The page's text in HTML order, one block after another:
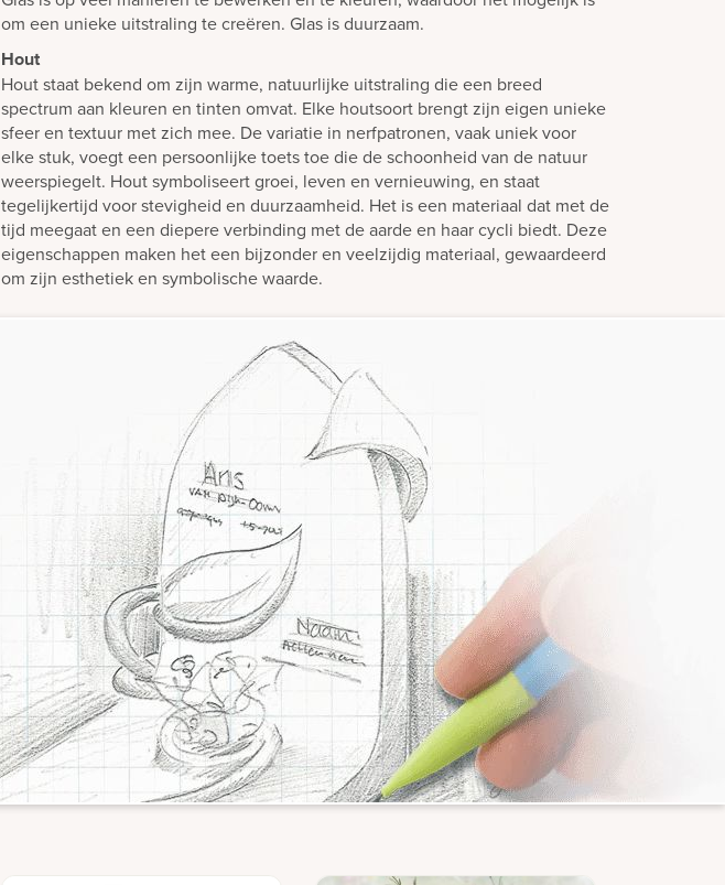
om een unieke uitstraling te creëren. Glas is duurzaam.
Hout
Hout staat bekend om zijn warme, natuurlijke uitstraling die een breed
spectrum aan kleuren en tinten omvat. Elke houtsoort brengt zijn eigen unieke
sfeer en textuur met zich mee. De variatie in nerfpatronen, vaak uniek voor
elke stuk, voegt een persoonlijke toets toe die de schoonheid van de natuur
weerspiegelt. Hout symboliseert groei, leven en vernieuwing, en staat
tegelijkertijd voor stevigheid en duurzaamheid. Het is een materiaal dat met de
tijd meegaat en een diepere verbinding met de aarde en haar cycli biedt. Deze
eigenschappen maken het een bijzonder en veelzijdig materiaal, gewaardeerd
om zijn esthetiek en symbolische waarde.